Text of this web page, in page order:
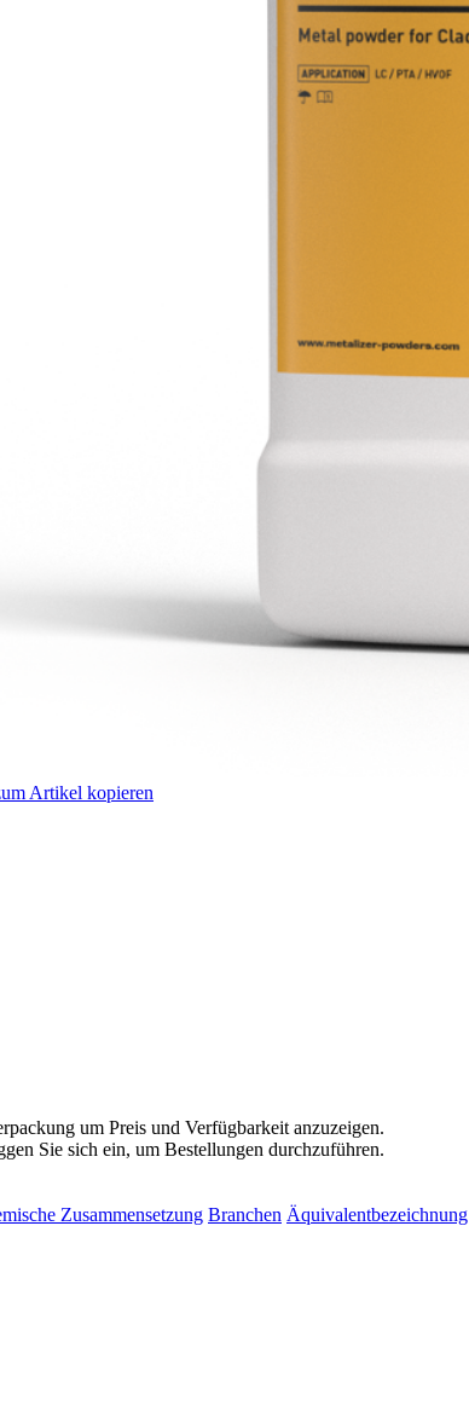
um Preis und Verfügbarkeit anzuzeigen.
Sie sich ein, um Bestellungen durchzuführen.
Zusammensetzung Branchen Äquivalentbezeichnung